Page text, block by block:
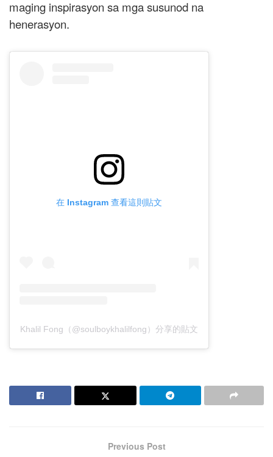
maging inspirasyon sa mga susunod na
henerasyon.
在 Instagram 查看這則貼文
Khalil Fong（@soulboykhalilfong）分享的貼文
Previous Post